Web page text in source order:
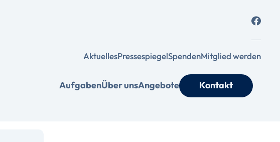
AktuellesPressespiegelSpendenMitglied werden
AufgabenÜber unsAngebote Kontakt